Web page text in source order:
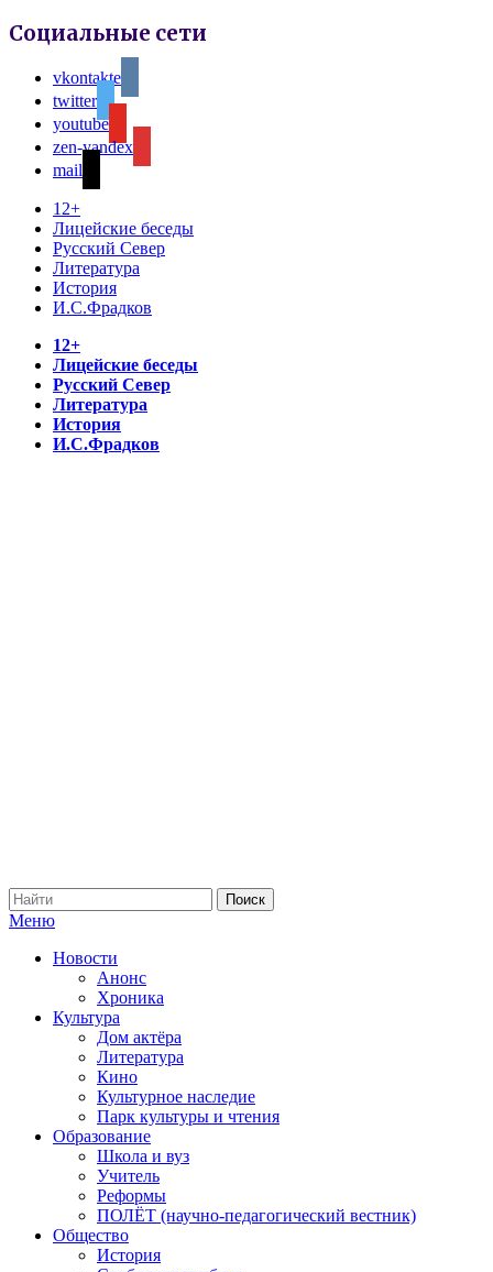
Социальные сети
vkontakte
twitter
youtube
zen-yandex
mail
12+
Лицейские беседы
Русский Север
Литература
История
И.С.Фрадков
12+
Лицейские беседы
Русский Север
Литература
История
И.С.Фрадков
Меню
Новости
Анонс
Хроника
Культура
Дом актёра
Литература
Кино
Культурное наследие
Парк культуры и чтения
Образование
Школа и вуз
Учитель
Реформы
ПОЛЁТ (научно-педагогический вестник)
Общество
История